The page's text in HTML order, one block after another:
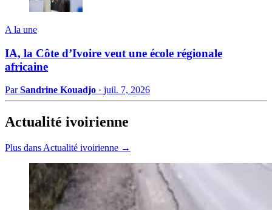
A la une
IA, la Côte d’Ivoire veut une école régionale
africaine
ParSandrine Kouadjo · juil. 7, 2026
Actualité ivoirienne
Plus dans Actualité ivoirienne →